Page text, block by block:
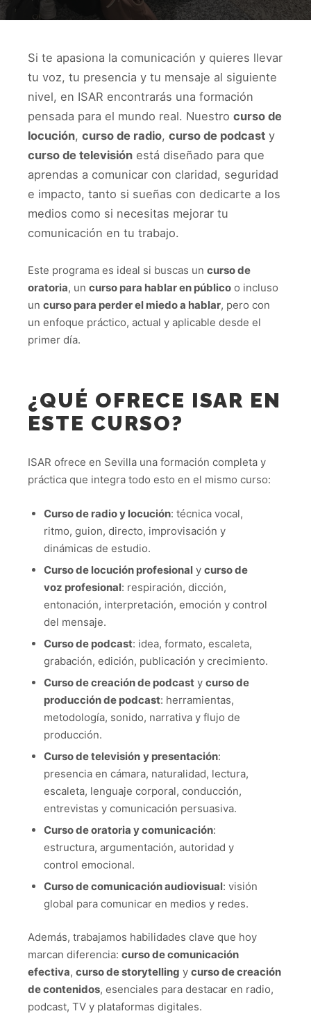
Si te apasiona la comunicación y quieres llevar
tu voz, tu presencia y tu mensaje al siguiente
nivel, en ISAR encontrarás una formación
pensada para el mundo real. Nuestro curso de
locución, curso de radio, curso de podcast y
curso de televisión está diseñado para que
aprendas a comunicar con claridad, seguridad
e impacto, tanto si sueñas con dedicarte a los
medios como si necesitas mejorar tu
comunicación en tu trabajo.
Este programa es ideal si buscas un curso de
oratoria, un curso para hablar en público o incluso
un curso para perder el miedo a hablar, pero con
un enfoque práctico, actual y aplicable desde el
primer día.
¿QUÉ OFRECE ISAR EN
ESTE CURSO?
ISAR ofrece en Sevilla una formación completa y
práctica que integra todo esto en el mismo curso:
Curso de radioy locución: técnica vocal,
ritmo, guion, directo, improvisación y
dinámicas de estudio.
Curso de locución profesionaly curso de
voz profesional: respiración, dicción,
entonación, interpretación, emoción y control
del mensaje.
Curso de podcast: idea, formato, escaleta,
grabación, edición, publicación y crecimiento.
Curso de creación de podcasty curso de
producción de podcast: herramientas,
metodología, sonido, narrativa y flujo de
producción.
Curso de televisión y presentación:
presencia en cámara, naturalidad, lectura,
escaleta, lenguaje corporal, conducción,
entrevistas y comunicación persuasiva.
Curso de oratoria y comunicación:
estructura, argumentación, autoridad y
control emocional.
Curso de comunicación audiovisual: visión
global para comunicar en medios y redes.
Además, trabajamos habilidades clave que hoy
marcan diferencia: curso de comunicación
efectiva, curso de storytelling y curso de creación
de contenidos, esenciales para destacar en radio,
podcast, TV y plataformas digitales.